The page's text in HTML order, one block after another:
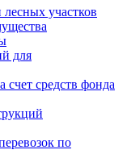
участков
для
средств фонда
по